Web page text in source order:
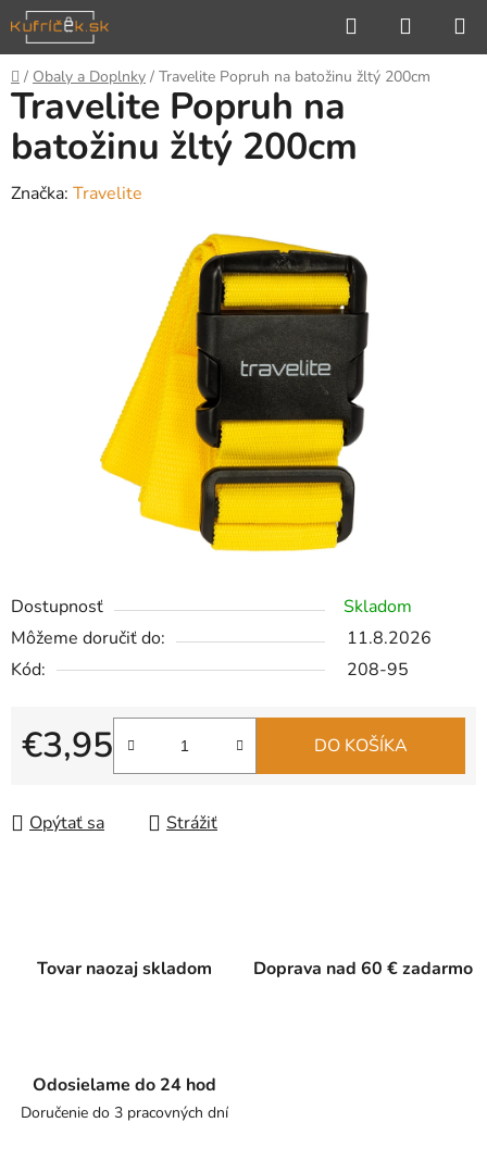
Prejsť
na
obsah
Hľadať
KOŠÍK
Domov
/ Obaly a Doplnky / Travelite Popruh na batožinu žltý 200cm
Dostupnosť
Skladom
Môžeme doručiť do:
11.8.2026
Kód:
208-95
€3,95
Jednotková cena:
DO KOŠÍKA
Opýtať sa Strážiť
Travelite Popruh na
batožinu žltý 200cm
Značka: Travelite
Tovar naozaj skladom Doprava nad 60 € zadarmo
Odosielame do 24 hod
Doručenie do 3 pracovných dní